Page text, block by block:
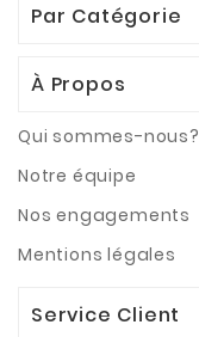
Par Catégorie
À Propos
Qui sommes-nous?
Notre équipe
Nos engagements
Mentions légales
Service Client